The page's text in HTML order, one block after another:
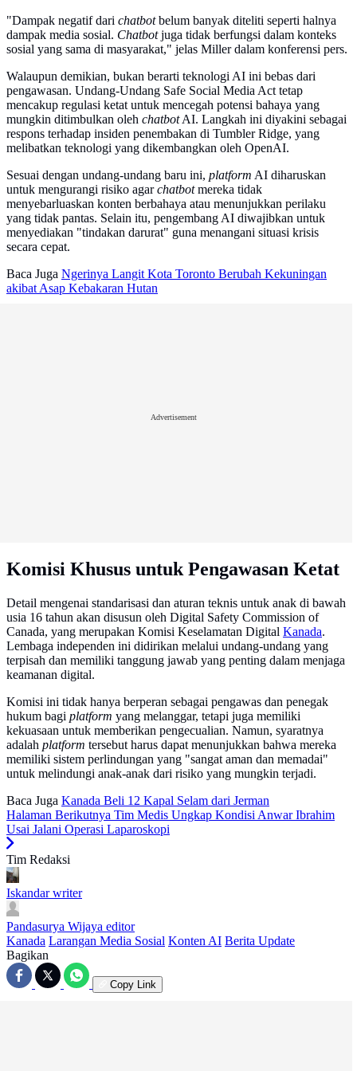
"Dampak negatif dari chatbotbelum banyak diteliti seperti halnya
dampak media sosial. Chatbotjuga tidak berfungsi dalam konteks
sosial yang sama di masyarakat," jelas Miller dalam konferensi pers.
Walaupun demikian, bukan berarti teknologi AI ini bebas dari
pengawasan. Undang-Undang Safe Social Media Act tetap
mencakup regulasi ketat untuk mencegah potensi bahaya yang
mungkin ditimbulkan oleh chatbotAI. Langkah ini diyakini sebagai
respons terhadap insiden penembakan di Tumbler Ridge, yang
melibatkan teknologi yang dikembangkan oleh OpenAI.
Sesuai dengan undang-undang baru ini, platform AI diharuskan
untuk mengurangi risiko agarchatbotmereka tidak
menyebarluaskan konten berbahaya atau menunjukkan perilaku
yang tidak pantas. Selain itu, pengembang AI diwajibkan untuk
menyediakan "tindakan darurat" guna menangani situasi krisis
secara cepat.
Baca Juga Ngerinya Langit Kota Toronto Berubah Kekuningan
akibat Asap Kebakaran Hutan
Advertisement
Komisi Khusus untuk Pengawasan Ketat
Detail mengenai standarisasi dan aturan teknis untuk anak di bawah
usia 16 tahun akan disusun oleh Digital Safety Commission of
Canada, yang merupakan Komisi Keselamatan Digital Kanada.
Lembaga independen ini didirikan melalui undang-undang yang
terpisah dan memiliki tanggung jawab yang penting dalam menjaga
keamanan digital.
Komisi ini tidak hanya berperan sebagai pengawas dan penegak
hukum bagi platform yang melanggar, tetapi juga memiliki
kekuasaan untuk memberikan pengecualian. Namun, syaratnya
adalah platform tersebut harus dapat menunjukkan bahwa mereka
memiliki sistem perlindungan yang "sangat aman dan memadai"
untuk melindungi anak-anak dari risiko yang mungkin terjadi.
Baca Juga Kanada Beli 12 Kapal Selam dari Jerman
Halaman Berikutnya Tim Medis Ungkap Kondisi Anwar Ibrahim
Usai Jalani Operasi Laparoskopi
Tim Redaksi
Iskandar writer
Pandasurya Wijaya editor
Kanada Larangan Media Sosial Konten AI Berita Update
Bagikan
Copy Link